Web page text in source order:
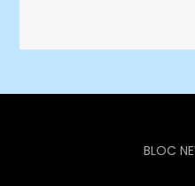
l’article
BLOC